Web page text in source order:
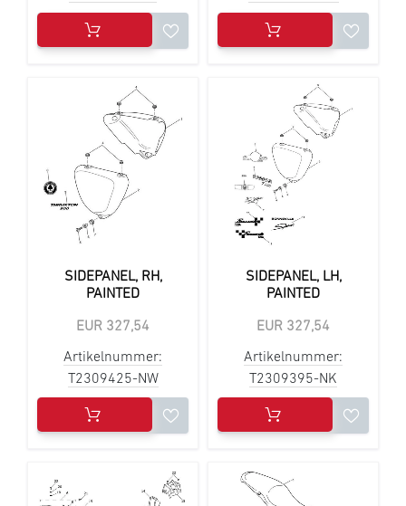
SIDEPANEL, RH,
PAINTED
EUR 327,54
Artikelnummer:
T2309425-NW
SIDEPANEL, LH,
PAINTED
EUR 327,54
Artikelnummer:
T2309395-NK